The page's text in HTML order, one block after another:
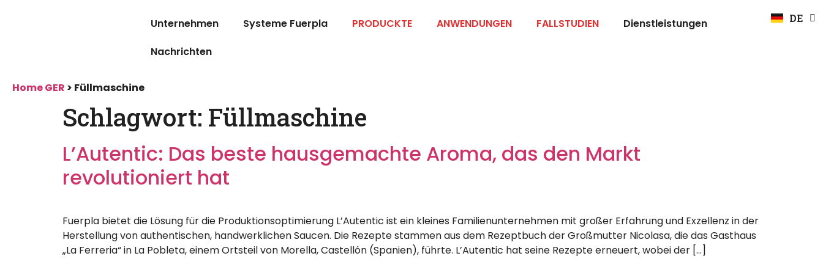
Unternehmen Systeme Fuerpla PRODUCKTE ANWENDUNGEN FALLSTUDIEN
Dienstleistungen
Nachrichten
DE
FR
Home GER > Füllmaschine
Schlagwort: Füllmaschine
L’Autentic: Das beste hausgemachte Aroma, das den Markt
revolutioniert hat
Fuerpla bietet die Lösung für die Produktionsoptimierung L’Autentic ist ein kleines Familienunternehmen mit großer Erfahrung und Exzellenz in der
Herstellung von authentischen, handwerklichen Saucen. Die Rezepte stammen aus dem Rezeptbuch der Großmutter Nicolasa, die das Gasthaus
„La Ferreria“ in La Pobleta, einem Ortsteil von Morella, Castellón (Spanien), führte. L’Autentic hat seine Rezepte erneuert, wobei der […]